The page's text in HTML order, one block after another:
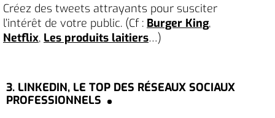
Créez des tweets attrayants pour susciter
l’intérêt de votre public. (Cf : Burger King,
Netflix, Les produits laitiers…)
3. LINKEDIN, LE TOP DES RÉSEAUX SOCIAUX
PROFESSIONNELS